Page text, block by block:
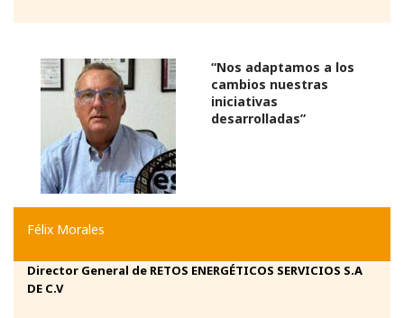
“Nos adaptamos a los
cambios nuestras
iniciativas
desarrolladas”
Félix Morales
Director General de RETOS ENERGÉTICOS SERVICIOS S.A
DE C.V